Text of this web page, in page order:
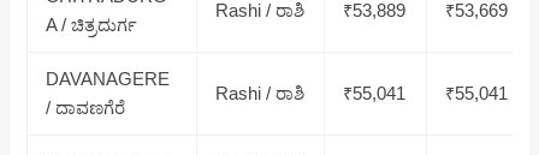
A / ಚಿತ್ರದುರ್ಗ
Rashi / ರಾಶಿ ₹53,889 ₹53,669
DAVANAGERE
/ ದಾವಣಗೆರೆ
Rashi / ರಾಶಿ ₹55,041 ₹55,041